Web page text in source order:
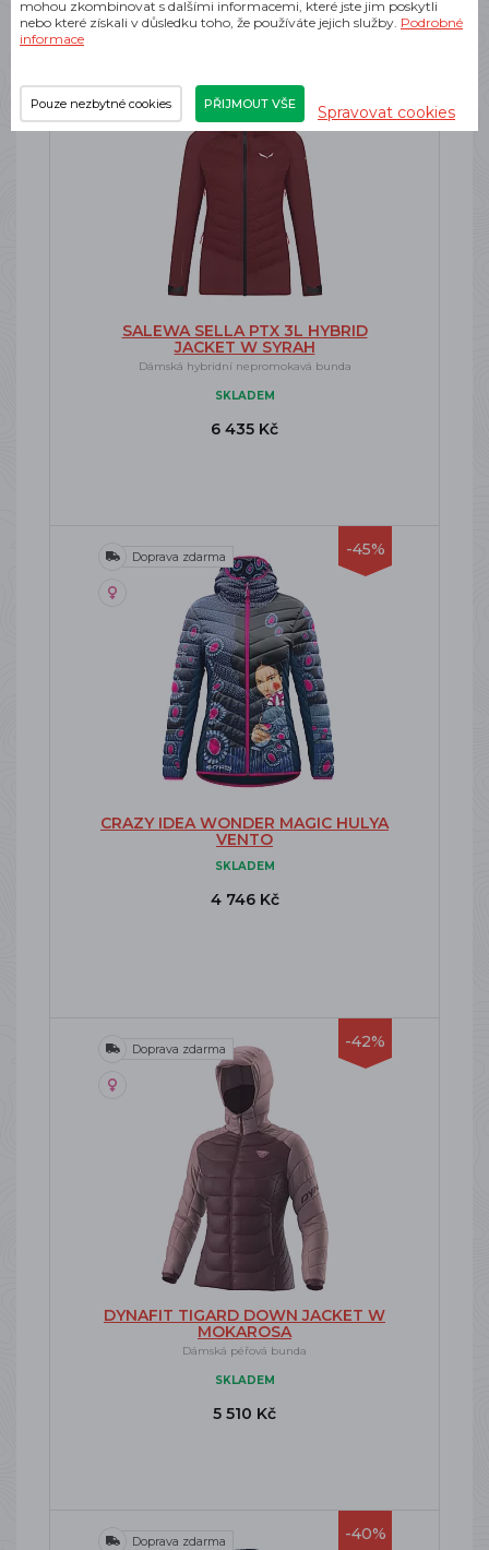
SALEWA SELLA PTX 3L HYBRID
JACKET W SYRAH
Dámská hybridní nepromokavá bunda
SKLADEM
6 435 Kč
-45%
Doprava zdarma
CRAZY IDEA WONDER MAGIC HULYA
VENTO
SKLADEM
4 746 Kč
-42%
Doprava zdarma
DYNAFIT TIGARD DOWN JACKET W
MOKAROSA
Dámská péřová bunda
SKLADEM
5 510 Kč
-40%
Doprava zdarma
mohou zkombinovat s dalšími informacemi, které jste jim poskytli
nebo které získali v důsledku toho, že používáte jejich služby. Podrobné
informace
Pouze nezbytné cookies PŘIJMOUT VŠE Spravovat cookies